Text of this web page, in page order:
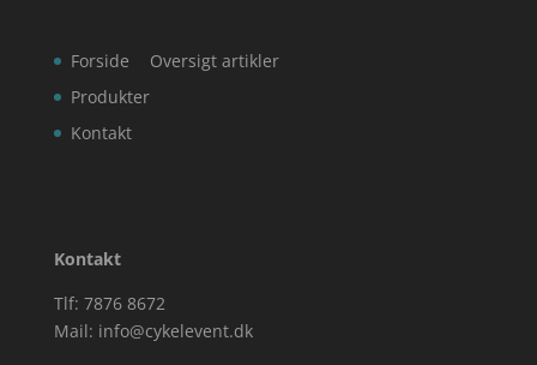
Forside
Produkter
Kontakt
Oversigt artikler
Kontakt
Tlf: 7876 8672
Mail: info@cykelevent.dk